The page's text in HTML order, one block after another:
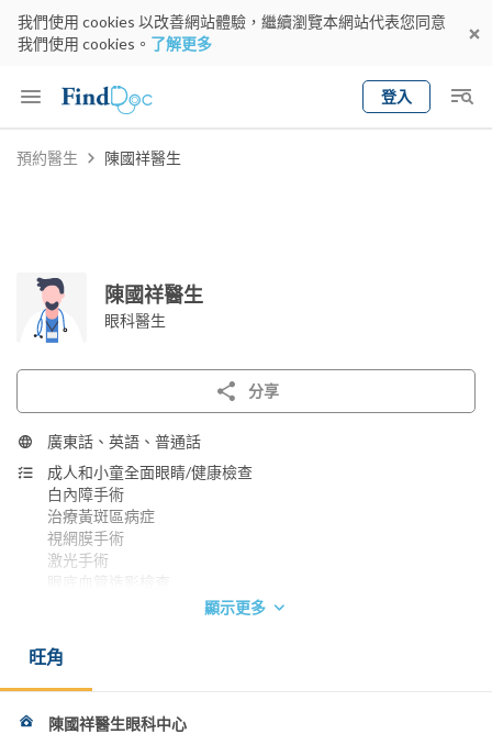
我們使用 cookies 以改善網站體驗，繼續瀏覽本網站代表您同意
我們使用 cookies。 了解更多
登入
Keyword
預約醫生 陳國祥醫生
陳國祥醫生
眼科醫生
分享
廣東話、英語、普通話
成人和小童全面眼睛/健康檢查
白內障手術
治療黃斑區病症
視網膜手術
激光手術
英國愛丁堡皇家外科醫學院院員 2000
香港醫學專科學院院士(眼科) 2004
顯示更多
旺角
陳國祥醫生眼科中心